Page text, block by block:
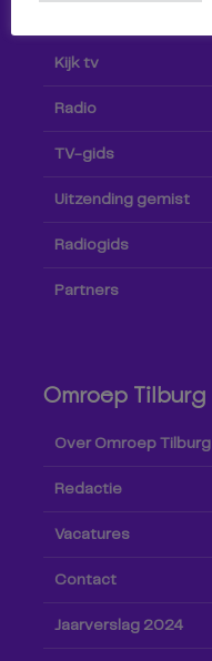
Kijk tv
Radio
TV-gids
Uitzending gemist
Radiogids
Partners
Omroep Tilburg
Over Omroep Tilburg
Redactie
Vacatures
Contact
Jaarverslag 2024